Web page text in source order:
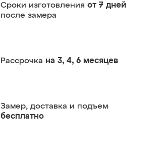
Сроки изготовления от 7 дней
после замера
Рассрочка на 3, 4, 6 месяцев
Замер, доставка и подъем
бесплатно